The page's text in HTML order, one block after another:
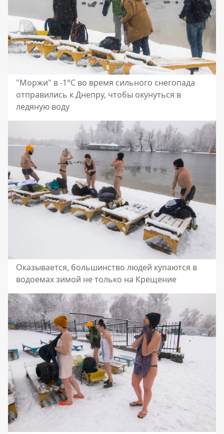
"Моржи" в -1°C во время сильного снегопада
отправились к Днепру, чтобы окунуться в
ледяную воду
Оказывается, большинство людей купаются в
водоемах зимой не только на Крещение